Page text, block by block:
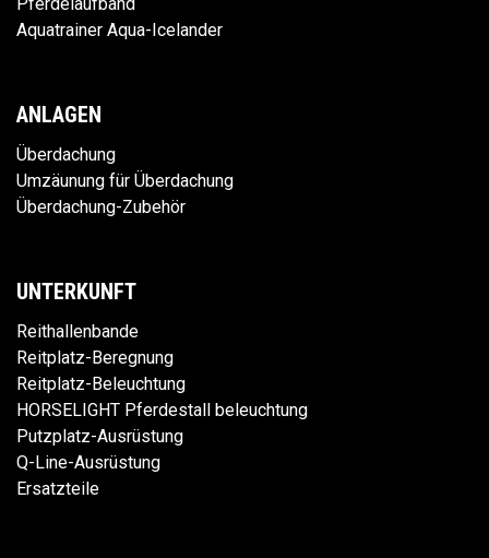
Aquatrainer Aqua-Icelander
ANLAGEN
Überdachung
Umzäunung für Überdachung
Überdachung-Zubehör
UNTERKUNFT
Reithallenbande
Reitplatz-Beregnung
Reitplatz-Beleuchtung
HORSELIGHT Pferdestall beleuchtung
Putzplatz-Ausrüstung
Q-Line-Ausrüstung
Ersatzteile